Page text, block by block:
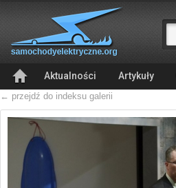
Aktualności Artykuły
← przejdź do indeksu galerii